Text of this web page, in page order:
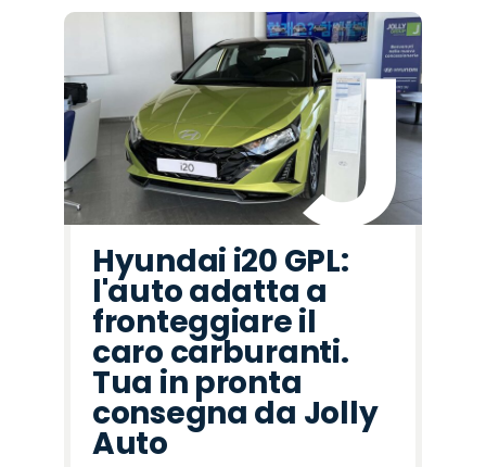
Hyundai i20 GPL:
l'auto adatta a
fronteggiare il
caro carburanti.
Tua in pronta
consegna da Jolly
Auto